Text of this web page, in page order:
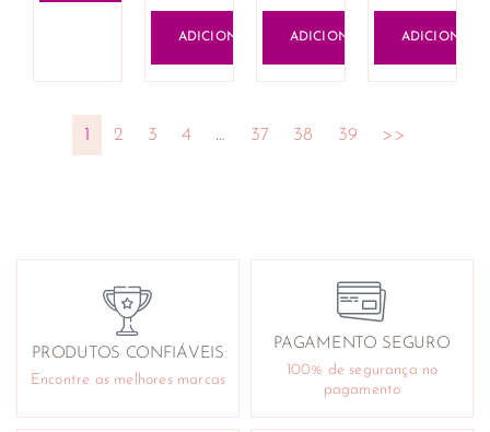
ADICIONAR ADICIONAR ADICIONAR
1 2 3 4 … 37 38 39 >>
PRODUTOS CONFIÁVEIS
Encontre as melhores marcas
PAGAMENTO SEGURO
100% de segurança no
pagamento